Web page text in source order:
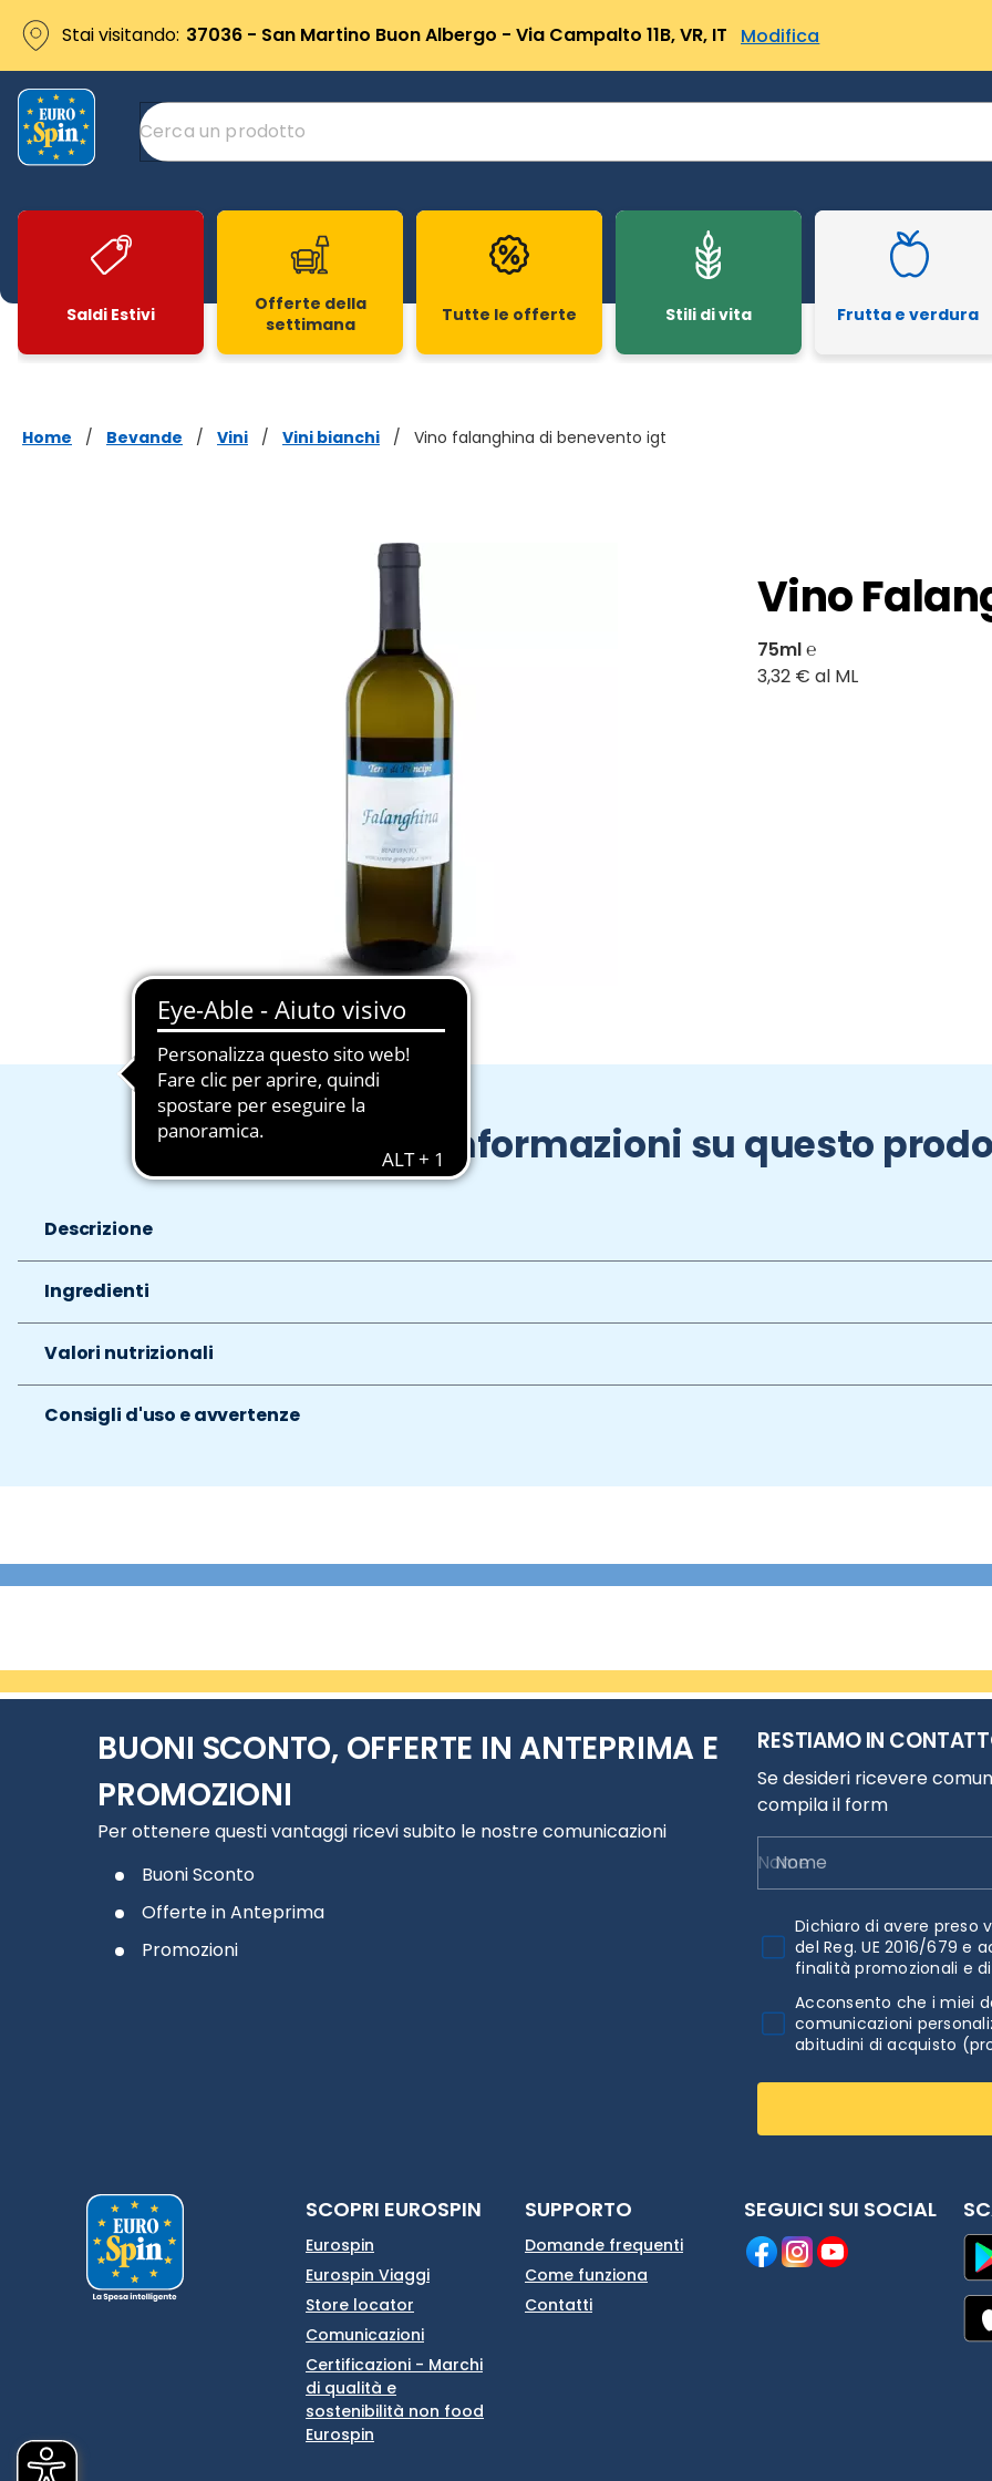
Stai visitando: 37036 - San Martino Buon Albergo - Via Campalto 11B, VR, IT Modifica
Saldi Estivi
Offerte della
settimana
Tutte le offerte Stili di vita Frutta e verdura
Home / Bevande / Vini / Vini bianchi / Vino falanghina di benevento igt
Vino
75ml ℮
3,32 € al ML
Informazioni su questo
Descrizione
Ingredienti
Valori nutrizionali
Consigli d'uso e avvertenze
BUONI SCONTO, OFFERTE IN ANTEPRIMA E
PROMOZIONI
Per ottenere questi vantaggi ricevi subito le nostre comunicazioni
Buoni Sconto
Offerte in Anteprima
Promozioni
RESTIAMO IN
Se desideri ricevere
compila il form
Nome
Dichiaro di avere preso
del Reg. UE 2016/679
finalità promozionali e
Acconsento che i miei
comunicazioni
abitudini di acquisto
SCOPRI EUROSPIN
Eurospin
Eurospin Viaggi
Store locator
Comunicazioni
Certificazioni - Marchi
di qualità e
sostenibilità non food
Eurospin
SUPPORTO
Domande frequenti
Come funziona
Contatti
SEGUICI SUI SOCIAL